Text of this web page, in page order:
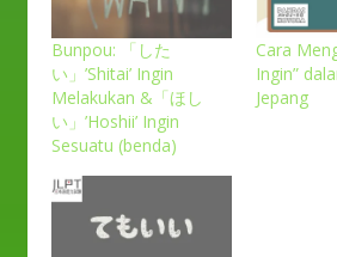
Bunpou: 「した
い」’Shitai’ Ingin
Melakukan &「ほし
い」’Hoshii’ Ingin
Sesuatu (benda)
Cara
Ingin”
Jepang